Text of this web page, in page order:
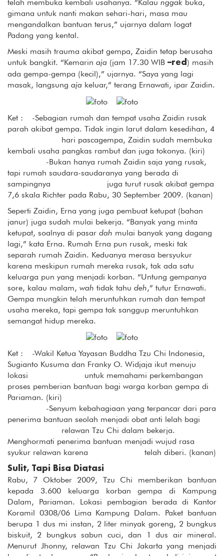
telah membuka kembali usahanya. “Kalau nggak buka,
gimana untuk nanti makan sehari-hari, masa mau
mengandalkan bantuan terus,” ujarnya dalam logat
Padang yang kental.
Meski masih trauma akibat gempa, Zaidin tetap berusaha
untuk bangkit. “Kemarin aja (jam 17.30 WIB –red ) masih
ada gempa-gempa (kecil),” ujarnya. “Saya yang lagi
masak, langsung aja keluar,” terang Ernawati, ipar Zaidin.
Ket : -Sebagian rumah dan tempat usaha Zaidin rusak
parah akibat gempa. Tidak ingin larut dalam kesedihan, 4
hari pascagempa, Zaidin sudah membuka
kembali usaha pangkas rambut dan juga tokonya. (kiri)
-Bukan hanya rumah Zaidin saja yang rusak,
tapi rumah saudara-saudaranya yang berada di
sampingnya juga turut rusak akibat gempa
7,6 skala Richter pada Rabu, 30 September 2009. (kanan)
Seperti Zaidin, Erna yang juga pembuat ketupat (bahan
janur) juga sudah mulai bekerja. “Banyak yang minta
ketupat, soalnya di pasar dah mulai banyak yang dagang
lagi,” kata Erna. Rumah Erna pun rusak, meski tak
separah rumah Zaidin. Keduanya merasa bersyukur
karena meskipun rumah mereka rusak, tak ada satu
keluarga pun yang menjadi korban. “Untung gempanya
sore, kalau malam, wah tidak tahu deh,” tutur Ernawati.
Gempa mungkin telah meruntuhkan rumah dan tempat
usaha mereka, tapi gempa tak sanggup meruntuhkan
semangat hidup mereka.
Ket : -Wakil Ketua Yayasan Buddha Tzu Chi Indonesia,
Sugianto Kusuma dan Franky O. Widjaja ikut menuju
lokasi untuk memahami perkembangan
proses pemberian bantuan bagi warga korban gempa di
Pariaman. (kiri)
-Senyum kebahagiaan yang terpancar dari para
penerima bantuan seolah menjadi obat anti lelah bagi
relawan Tzu Chi dalam bekerja.
Menghormati penerima bantuan menjadi wujud rasa
syukur relawan karena telah diberi. (kanan)
Sulit, Tapi Bisa Diatasi
Rabu, 7 Oktober 2009, Tzu Chi memberikan bantuan
kepada 3.600 keluarga korban gempa di Kampung
Dalam, Pariaman. Lokasi pembagian berada di Kantor
Koramil 0308/06 Lima Kampung Dalam. Paket bantuan
berupa 1 dus mi instan, 2 liter minyak goreng, 2 bungkus
biskuit, 2 bungkus sabun cuci, dan 1 dus air mineral.
Menurut Jhonny, relawan Tzu Chi Jakarta yang menjadi